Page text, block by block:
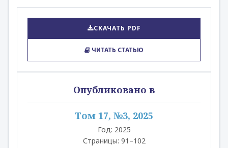
СКАЧАТЬ PDF
ЧИТАТЬ СТАТЬЮ
Опубликовано в
Том 17, №3, 2025
Год: 2025
Страницы: 91–102